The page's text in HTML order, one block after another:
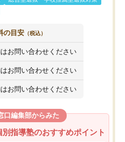
の目安 （税込）
お問い合わせください
お問い合わせください
お問い合わせください
口編集部からみた
別指導塾のおすすめポイント